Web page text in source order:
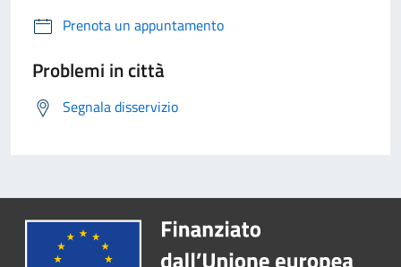
Prenota un appuntamento
Problemi in città
Segnala disservizio